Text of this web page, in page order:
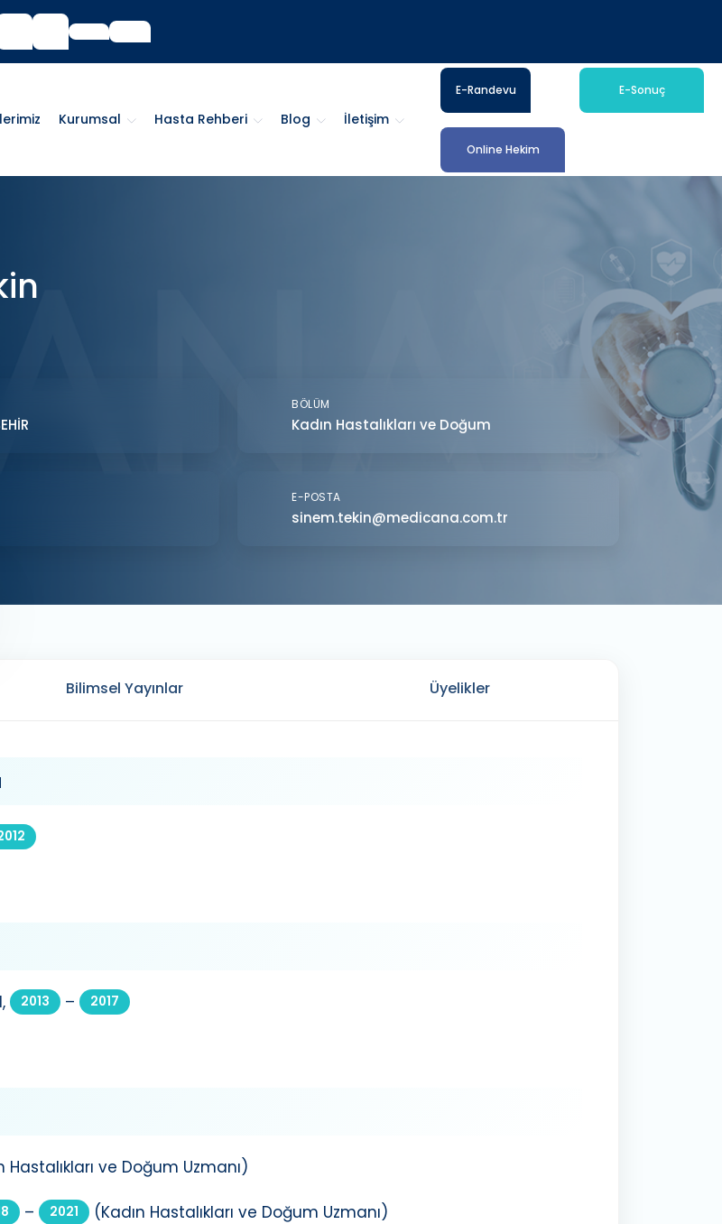
Kurumsal Hasta Rehberi Blog İletişim
E-Randevu E-Sonuç
Online Hekim
BÖLÜM
Kadın Hastalıkları ve Doğum
E-POSTA
sinem.tekin@medicana.com.tr
Bilimsel Yayınlar Üyelikler
2013 – 2017
Hastalıkları ve Doğum Uzmanı)
– 2021 (Kadın Hastalıkları ve Doğum Uzmanı)